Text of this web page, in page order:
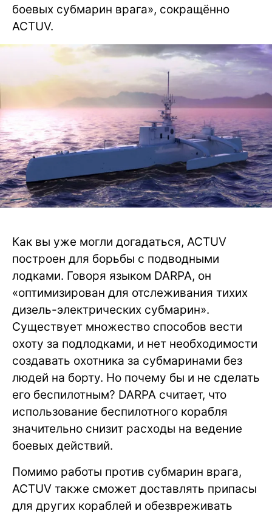
боевых субмарин врага», сокращённо
ACTUV.
Как вы уже могли догадаться, ACTUV
построен для борьбы с подводными
лодками. Говоря языком DARPA, он
«оптимизирован для отслеживания тихих
дизель-электрических субмарин».
Существует множество способов вести
охоту за подлодками, и нет необходимости
создавать охотника за субмаринами без
людей на борту. Но почему бы и не сделать
его беспилотным? DARPA считает, что
использование беспилотного корабля
значительно снизит расходы на ведение
боевых действий.
Помимо работы против субмарин врага,
ACTUV также сможет доставлять припасы
для других кораблей и обезвреживать